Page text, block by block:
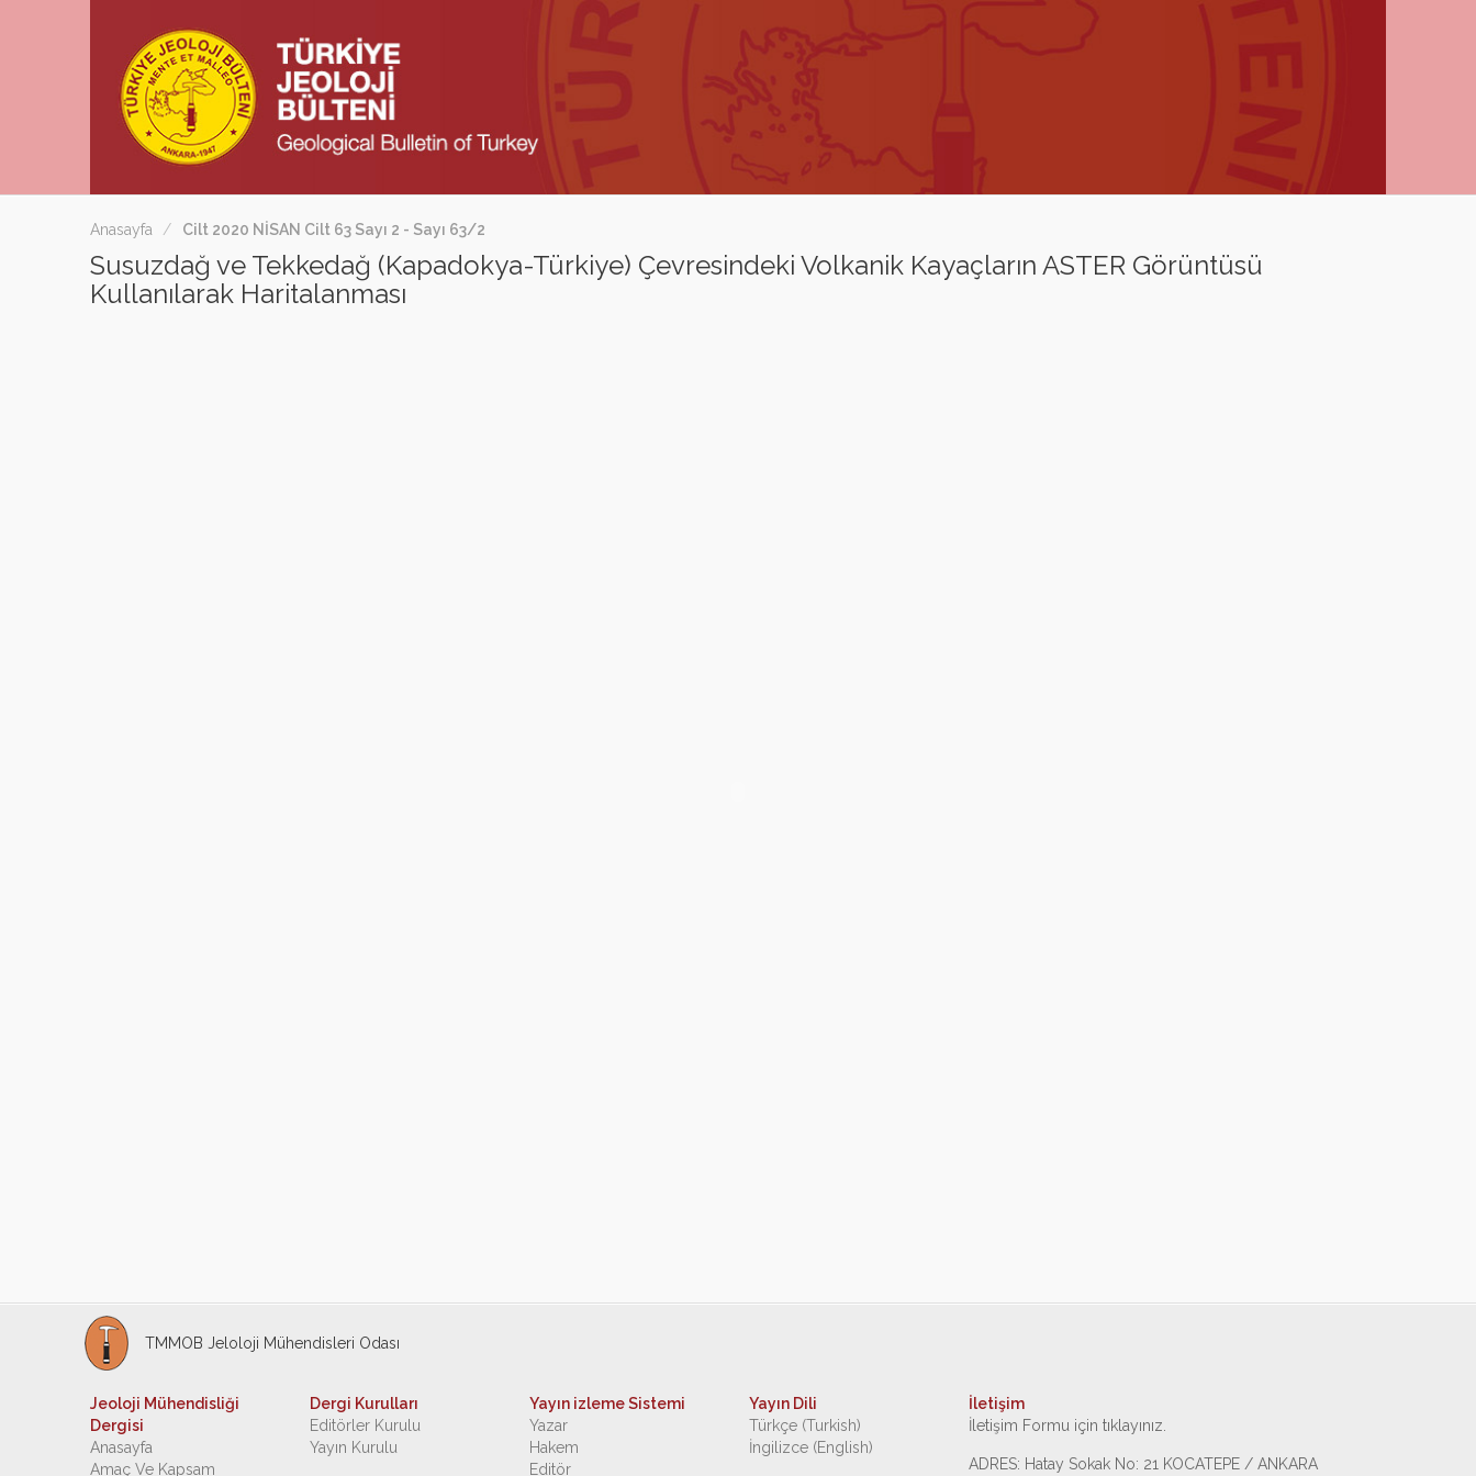
Anasayfa Cilt 2020 NİSAN Cilt 63 Sayı 2 - Sayı 63/2
Susuzdağ ve Tekkedağ (Kapadokya-Türkiye) Çevresindeki Volkanik Kayaçların ASTER Görüntüsü
Kullanılarak Haritalanması
TMMOB Jeloloji Mühendisleri Odası
Jeoloji Mühendisliği
Dergisi
Anasayfa
Amaç Ve Kapsam
Dergi Kurulları
Editörler Kurulu
Yayın Kurulu
Yayın izleme Sistemi
Yazar
Hakem
Editör
Yayın Dili
Türkçe (Turkish)
İngilizce (English)
İletişim
İletişim Formu için tıklayınız.
ADRES: Hatay Sokak No: 21 KOCATEPE / ANKARA